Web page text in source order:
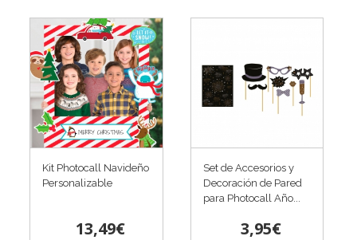
Kit Photocall Navideño
Personalizable
13,49€
Set de Accesorios y
Decoración de Pared
para Photocall Año...
3,95€